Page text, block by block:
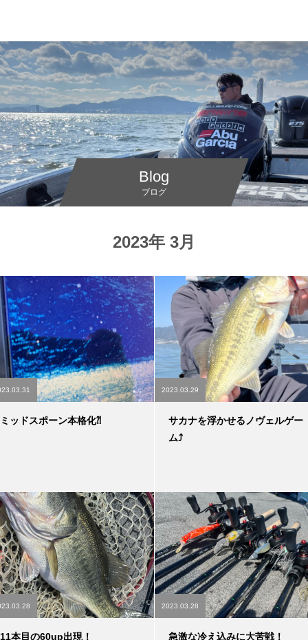
Blog
ブログ
2023年 3月
ミッドスポーン本格化⁈
2023.03.29
サカナを浮かせるノヴェルゲー
ム⤴︎
11本目の60up出現！
2023.03.28
急激な冷え込みに大苦戦！